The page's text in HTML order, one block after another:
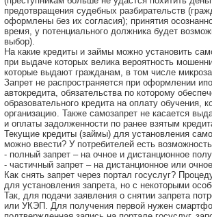
предотвращения судебных разбирательств
оформлены без их согласия); принятия
время, у потенциального должника будет
выбор).
На какие кредиты и займы можно установить
при выдаче которых велика вероятность
которые выдают гражданам, в том числе
Запрет не распространяется при оформлении
автокредита, обязательства по которому
образовательного кредита на оплату обучения,
организацию. Также самозапрет не касается
и оплаты задолженности по ранее взятым
Текущие кредиты (займы) для установления
можно ввести? У потребителей есть
- полный запрет – на очное и дистанционное
- частичный запрет – на дистанционное или
Как снять запрет через портал госуслуг?
для установления запрета, но с некоторыми
Так, для подачи заявления о снятии запрета
или УКЭП. Для получения первой нужен